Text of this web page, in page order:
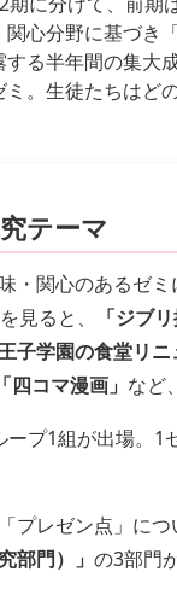
心分野に基づき
る半年間の集大
。生徒たちはど
テーマ
・関心のあるゼ
見ると、
「ジブ
子学園の食堂リニ
四コマ漫画」 など
プ1組が出場。1
レゼン点」につ
部門）」 の3部門